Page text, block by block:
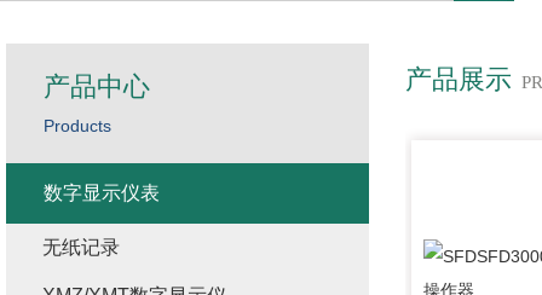
产品展示
产品中心
Products
数字显示仪表
无纸记录